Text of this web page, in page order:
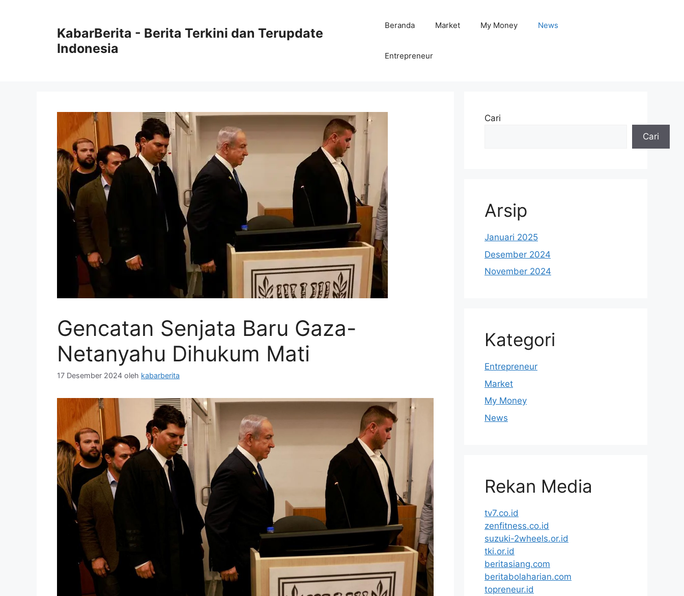
KabarBerita - Berita Terkini dan Terupdate
Indonesia
Beranda Market My Money News
Entrepreneur
Gencatan Senjata Baru Gaza-
Netanyahu Dihukum Mati
17 Desember 2024 oleh kabarberita
Cari
Cari
Arsip
Januari 2025
Desember 2024
November 2024
Kategori
Entrepreneur
Market
My Money
News
Rekan Media
tv7.co.id
zenfitness.co.id
suzuki-2wheels.or.id
tki.or.id
beritasiang.com
beritabolaharian.com
topreneur.id